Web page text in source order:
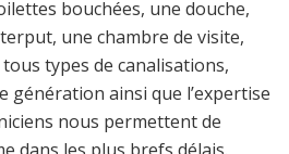
bouchées, une douche,
une chambre de visite,
types de canalisations,
génération ainsi que l’expertise
nous permettent de